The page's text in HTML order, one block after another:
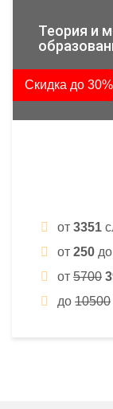
Теория и
Скидка до 30%
от 3351
от 250 до
от 5700
до 10500